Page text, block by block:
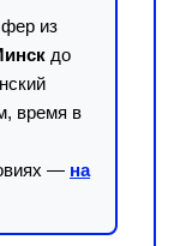
из
до
время в
— на